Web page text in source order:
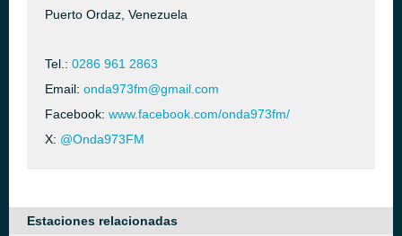
Puerto Ordaz, Venezuela
Tel.: 0286 961 2863
Email: onda973fm@gmail.com
Facebook: www.facebook.com/onda973fm/
X: @Onda973FM
Estaciones relacionadas